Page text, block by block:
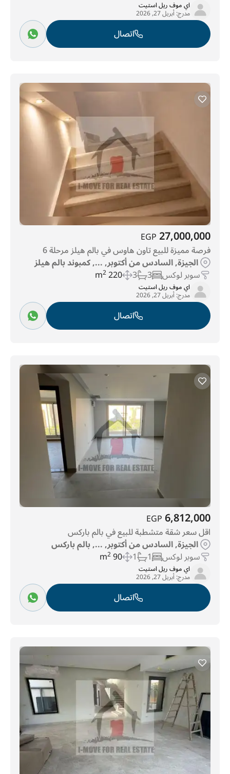
اي موف ريل استيت
مدرج:أبريل 27, 2026
اتصال
27,000,000
EGP
فرصة مميزة للبيع تاون هاوس في بالم هيلز مرحلة 6
الجيزة, السادس من أكتوبر, ..., كمبوند بالم هيلز
سوبر لوكس 3
3
220 m
2
اي موف ريل استيت
مدرج:أبريل 27, 2026
اتصال
6,812,000
EGP
اقل سعر شقة متشطبة للبيع في بالم باركس
الجيزة, السادس من أكتوبر, ..., بالم باركس
سوبر لوكس 1
1
90 m
2
اي موف ريل استيت
مدرج:أبريل 27, 2026
اتصال